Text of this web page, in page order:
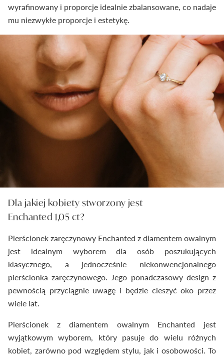
wyrafinowany i proporcje idealnie zbalansowane, co nadaje
mu niezwykłe proporcje i estetykę.
Dla jakiej kobiety stworzony jest
Enchanted 1,05 ct?
Pierścionek zaręczynowy Enchanted z diamentem owalnym
jest idealnym wyborem dla osób poszukujących
klasycznego, a jednocześnie niekonwencjonalnego
pierścionka zaręczynowego. Jego ponadczasowy design z
pewnością przyciągnie uwagę i będzie cieszyć oko przez
wiele lat.
Pierścionek z diamentem owalnym Enchanted jest
wyjątkowym wyborem, który pasuje do wielu różnych
kobiet, zarówno pod względem stylu, jak i osobowości. To